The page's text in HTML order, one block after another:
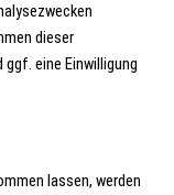
dieser
eine Einwilligung
lassen, werden